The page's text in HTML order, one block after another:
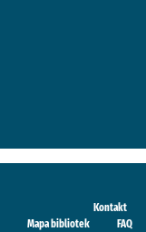
Kontakt
Mapa bibliotek
FAQ